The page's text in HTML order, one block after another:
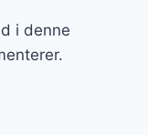
i denne